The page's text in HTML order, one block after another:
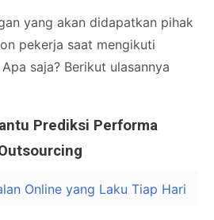
yang akan didapatkan pihak
pekerja saat mengikuti
saja? Berikut ulasannya
Prediksi Performa
Online yang Laku Tiap Hari